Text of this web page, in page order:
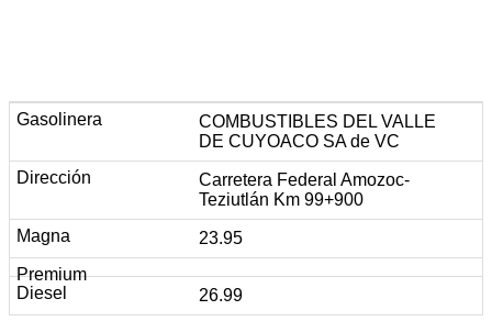
COMBUSTIBLES DEL VALLE
DE CUYOACO SA de VC
Carretera Federal Amozoc-
Teziutlán Km 99+900
23.95
26.99